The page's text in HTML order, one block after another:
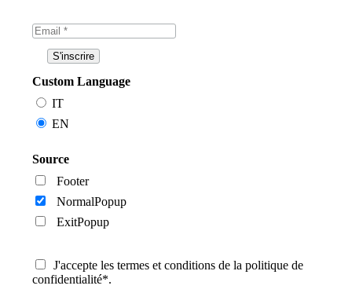
Custom Language
IT
EN
Source
Footer
NormalPopup
ExitPopup
J'accepte les termes et conditions de la politique de
confidentialité*.